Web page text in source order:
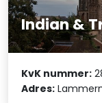
Indian &
KvK nummer:
Adres: